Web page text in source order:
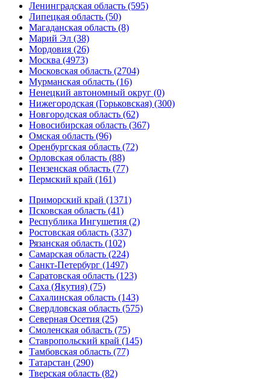
Ленинградская область (595)
Липецкая область (50)
Магаданская область (8)
Марий Эл (38)
Мордовия (26)
Москва (4973)
Московская область (2704)
Мурманская область (16)
Ненецкий автономный округ (0)
Нижегородская (Горьковская) (300)
Новгородская область (62)
Новосибирская область (367)
Омская область (96)
Оренбургская область (72)
Орловская область (88)
Пензенская область (77)
Пермский край (161)
Приморский край (1371)
Псковская область (41)
Республика Ингушетия (2)
Ростовская область (337)
Рязанская область (102)
Самарская область (224)
Санкт-Петербург (1497)
Саратовская область (123)
Саха (Якутия) (75)
Сахалинская область (143)
Свердловская область (575)
Северная Осетия (25)
Смоленская область (75)
Ставропольский край (145)
Тамбовская область (77)
Татарстан (290)
Тверская область (82)